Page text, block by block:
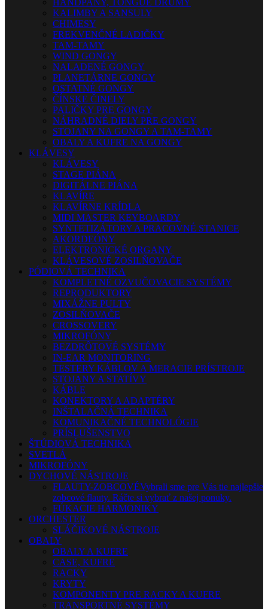
HANDPANY, TONGUE DRUMY
KALIMBY A SANSULY
CHIMESY
FREKVENČNÉ LADIČKY
TAM-TAMY
WIND GONGY
NALADENÉ GONGY
PLANETÁRNE GONGY
OSTATNÉ GONGY
ČÍNSKE ČINELY
PALIČKY PRE GONGY
NÁHRADNÉ DIELY PRE GONGY
STOJANY NA GONGY A TAM-TAMY
OBALY A KUFRE NA GONGY
KLÁVESY
KLÁVESY
STAGE PIÁNA
DIGITÁLNE PIÁNA
KLAVÍRE
KLAVÍRNE KRÍDLA
MIDI MASTER KEYBOARDY
SYNTETIZÁTORY A PRACOVNÉ STANICE
AKORDEÓNY
ELEKTRONICKÉ ORGANY
KLÁVESOVÉ ZOSILŇOVAČE
PÓDIOVÁ TECHNIKA
KOMPLETNÉ OZVUČOVACIE SYSTÉMY
REPRODUKTORY
MIXÁŽNE PULTY
ZOSILŇOVAČE
CROSSOVERY
MIKROFÓNY
BEZDRÔTOVÉ SYSTÉMY
IN-EAR MONITORING
TESTERY KÁBLOV A MERACIE PRÍSTROJE
STOJANY A STATÍVY
KÁBLE
KONEKTORY A ADAPTÉRY
INŠTALAČNÁ TECHNIKA
KOMUNIKAČNÉ TECHNOLÓGIE
PRÍSLUŠENSTVO
ŠTÚDIOVÁ TECHNIKA
SVETLÁ
MIKROFÓNY
DYCHOVÉ NÁSTROJE
FLAUTY-ZOBCOVÉVybrali sme pre Vás tie najlepšie
zobcové flauty. Ráčte si vybrať z našej ponuky.
FÚKACIE HARMONIKY
ORCHESTER
SLÁČIKOVÉ NÁSTROJE
OBALY
OBALY A KUFRE
CASE, KUFRE
RACKY
KRYTY
KOMPONENTY PRE RACKY A KUFRE
TRANSPORTNÉ SYSTÉMY